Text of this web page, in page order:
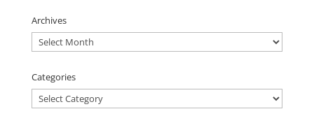
Archives
Archives
Categories
Categories